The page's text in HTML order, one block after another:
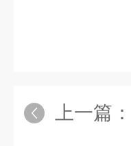
上一篇：